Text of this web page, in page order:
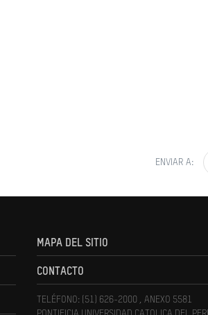
ENVIAR A:
MAPA DEL SITIO
CONTACTO
TELÉFONO: (51) 626-2000 , ANEXO 5581